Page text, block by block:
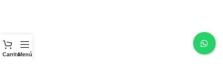
CarritoMenú